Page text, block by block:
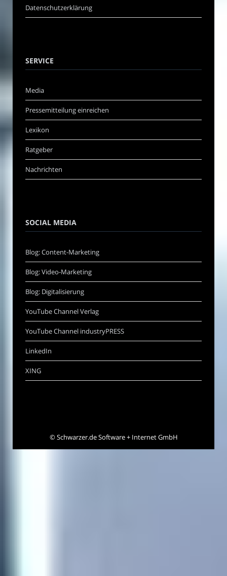
Datenschutzerklärung
SERVICE
Media
Pressemitteilung einreichen
Lexikon
Ratgeber
Nachrichten
SOCIAL MEDIA
Blog: Content-Marketing
Blog: Video-Marketing
Blog: Digitalisierung
YouTube Channel Verlag
YouTube Channel industryPRESS
LinkedIn
XING
©Schwarzer.de Software + Internet GmbH